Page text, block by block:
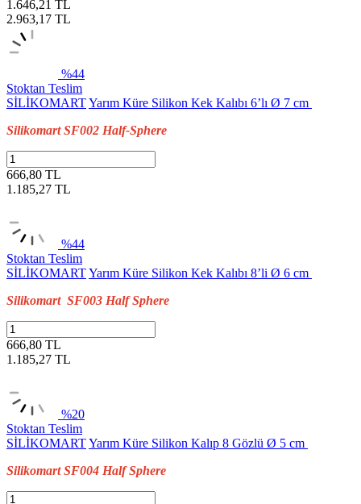
1.646,21 TL
2.963,17 TL
%44
Stoktan Teslim
SİLİKOMARTYarım Küre Silikon Kek Kalıbı 6’lı Ø 7 cm
Silikomart SF002 Half-Sphere
666,80 TL
1.185,27 TL
%44
Stoktan Teslim
SİLİKOMARTYarım Küre Silikon Kek Kalıbı 8’li Ø 6 cm
Silikomart SF003 Half Sphere
666,80 TL
1.185,27 TL
%20
Stoktan Teslim
SİLİKOMARTYarım Küre Silikon Kalıp 8 Gözlü Ø 5 cm
Silikomart SF004 Half Sphere